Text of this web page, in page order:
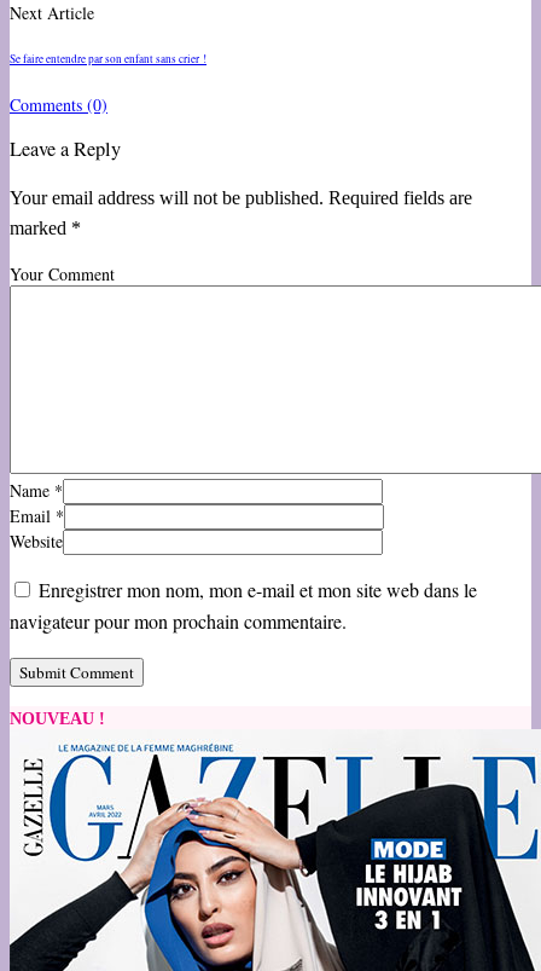
Next Article
Se faire entendre par son enfant sans crier !
Comments (0)
Leave a Reply
Your email address will not be published. Required fields are
marked *
Your Comment
Name *
Email *
Website
Enregistrer mon nom, mon e-mail et mon site web dans le
navigateur pour mon prochain commentaire.
NOUVEAU !